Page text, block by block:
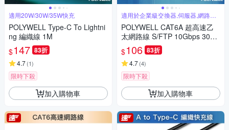
適用20W/30W/35W快充
POLYWELL Type-C To Lightni
ng 編織線 1M
$147 83折
4.7(1)
限時下殺
加入購物車
適用於企業級交換器,伺服器,網路佈
線
POLYWELL CAT6A 超高速乙
太網路線 S/FTP 10Gbps 30公
分
$106 83折
4.7(4)
限時下殺
加入購物車